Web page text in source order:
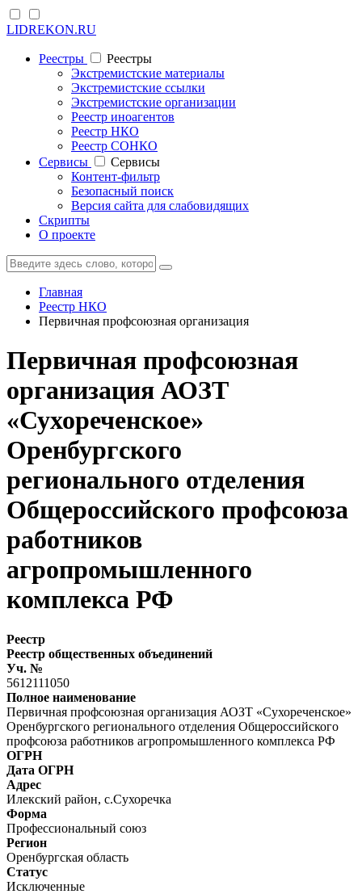
LIDREKON.RU
Реестры
Реестры
Экстремистские материалы
Экстремистские ссылки
Экстремистские организации
Реестр иноагентов
Реестр НКО
Реестр СОНКО
Cервисы
Cервисы
Контент-фильтр
Безопасный поиск
Версия сайта для слабовидящих
Скрипты
О проекте
Главная
Реестр НКО
Первичная профсоюзная организация
Первичная профсоюзная
организация АОЗТ
«Сухореченское»
Оренбургского
регионального отделения
Общероссийского профсоюза
работников
агропромышленного
комплекса РФ
Реестр
Реестр общественных объединений
Уч. №
5612111050
Полное наименование
Первичная профсоюзная организация АОЗТ «Сухореченское»
Оренбургского регионального отделения Общероссийского
профсоюза работников агропромышленного комплекса РФ
ОГРН
Дата ОГРН
Адрес
Илекский район, с.Сухоречка
Форма
Профессиональный союз
Регион
Оренбургская область
Статус
Исключенные